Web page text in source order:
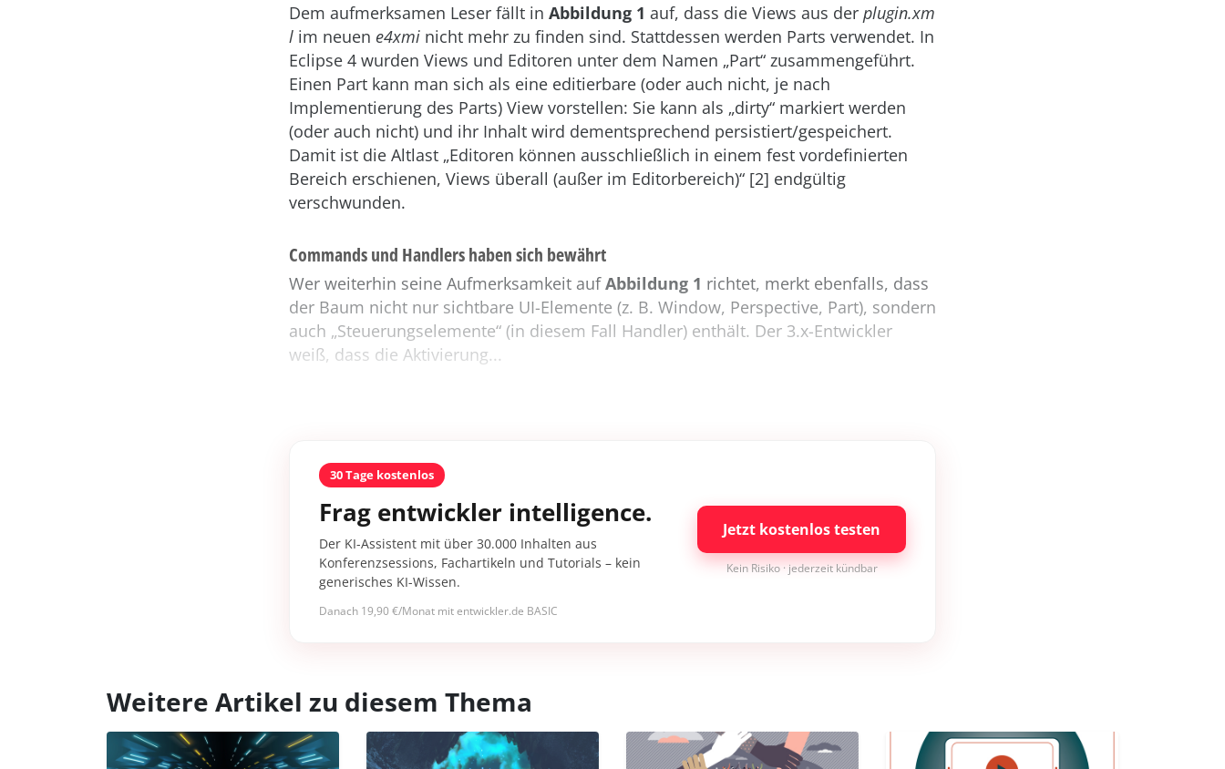
Dem aufmerksamen Leser fällt in Abbildung 1 auf, dass die Views aus der plugin.xm
l im neuen e4xmi nicht mehr zu finden sind. Stattdessen werden Parts verwendet. In
Eclipse 4 wurden Views und Editoren unter dem Namen „Part“ zusammengeführt.
Einen Part kann man sich als eine editierbare (oder auch nicht, je nach
Implementierung des Parts) View vorstellen: Sie kann als „dirty“ markiert werden
(oder auch nicht) und ihr Inhalt wird dementsprechend persistiert/gespeichert.
Damit ist die Altlast „Editoren können ausschließlich in einem fest vordefinierten
Bereich erschienen, Views überall (außer im Editorbereich)“ [2] endgültig
verschwunden.
Commands und Handlers haben sich bewährt
Wer weiterhin seine Aufmerksamkeit aufAbbildung 1 richtet, merkt ebenfalls, dass
der Baum nicht nur sichtbare UI-Elemente (z. B. Window, Perspective, Part), sondern
auch „Steuerungselemente“ (in diesem Fall Handler) enthält. Der 3.x-Entwickler
weiß, dass die Aktivierung...
30 Tage kostenlos
Frag entwickler intelligence.
Der KI-Assistent mit über 30.000 Inhalten aus
Konferenzsessions, Fachartikeln und Tutorials – kein
generisches KI-Wissen.
Danach 19,90 €/Monat mit entwickler.de BASIC
Jetzt kostenlos testen
Kein Risiko · jederzeit kündbar
Weitere Artikel zu diesem Thema